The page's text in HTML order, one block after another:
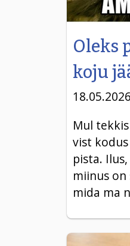
Oleks
koju
Mul
vist
pista.
miinus on
mida ma